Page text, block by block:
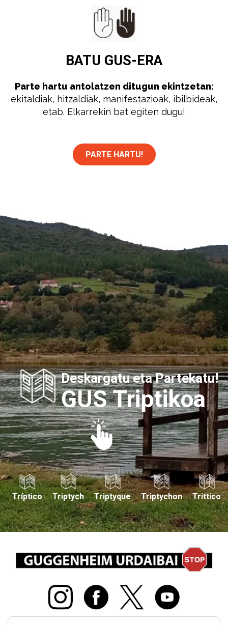
BATU GUS-ERA
Parte hartu antolatzen ditugun ekintzetan:
ekitaldiak, hitzaldiak, manifestazioak, ibilbideak,
etab. Elkarrekin bat egiten dugu!
PARTE HARTU!
Deskargatu eta Partekatu!
GUS Triptikoa
Tríptico Triptych Triptyque Triptychon Trittico